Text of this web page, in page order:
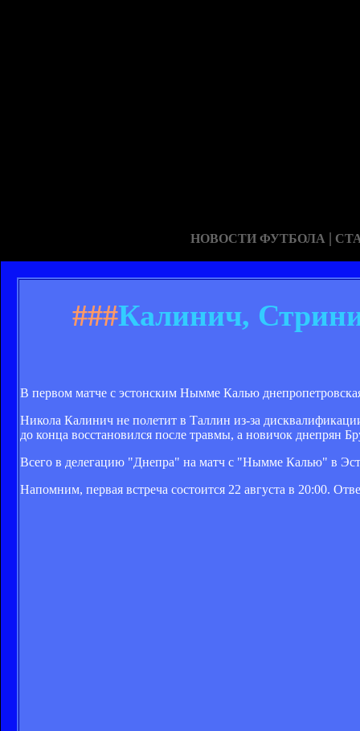
НОВОСТИ ФУТБОЛА |
###Калинич,
В первом матче с эстонским Нымме Калью
Никола Калинич не полетит в Таллин из-за
до конца восстановился после травмы, а новичок днепрян
Всего в делегацию "Днепра" на матч с "Нымме Калью" в
Напомним, первая встреча состоится 22 августа в 20:00.